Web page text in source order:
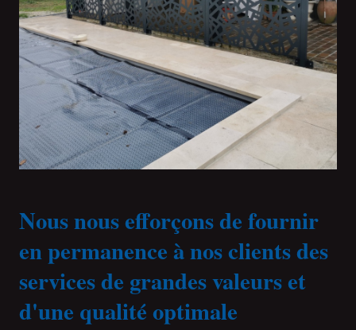
Nous nous efforçons de fournir
en permanence à nos clients des
services de grandes valeurs et
d'une qualité optimale